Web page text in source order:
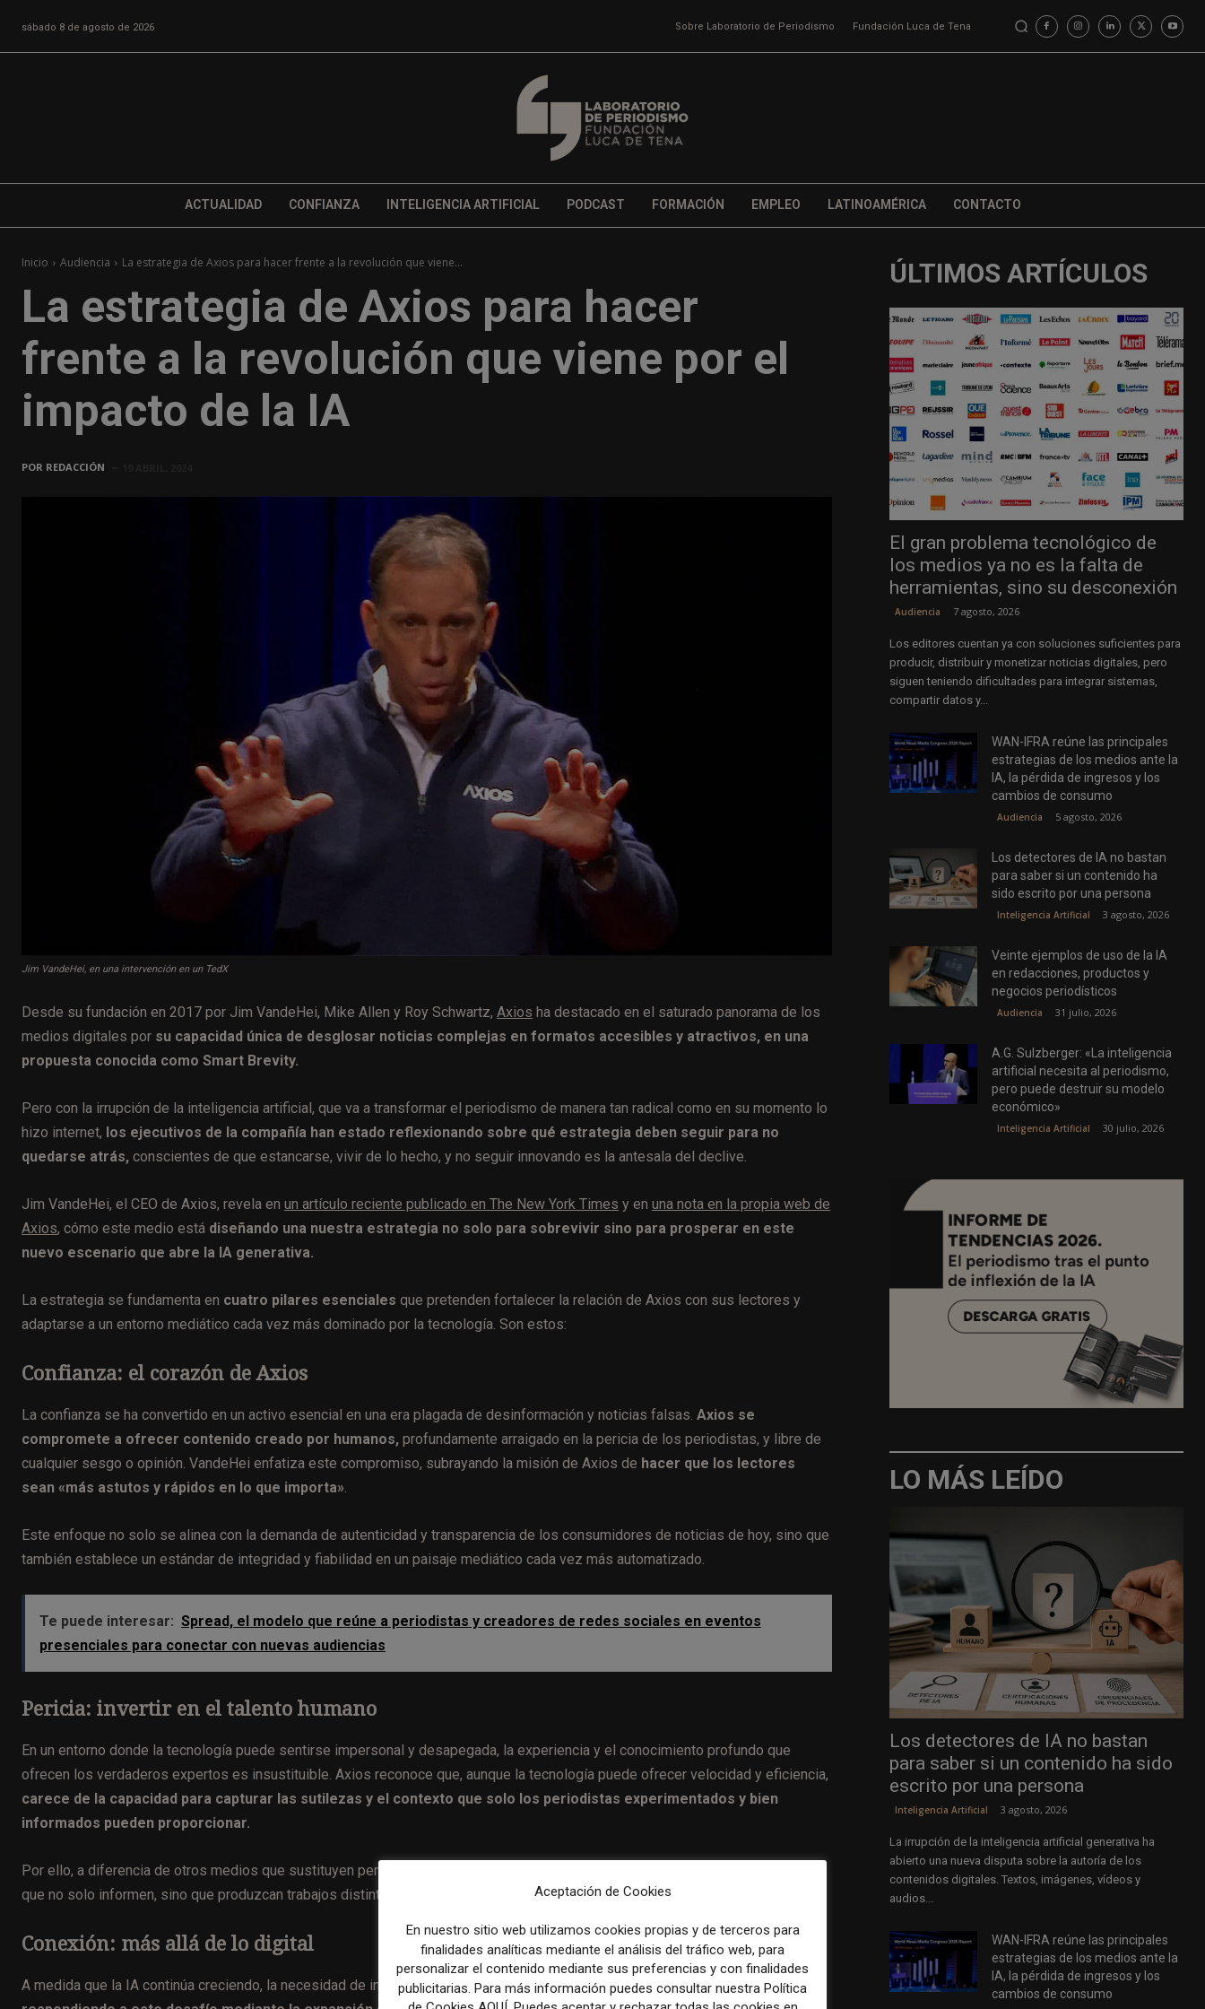
sábado 8 de agosto de 2026 Sobre Laboratorio de Periodismo Fundación Luca de Tena
ACTUALIDAD CONFIANZA INTELIGENCIA ARTIFICIAL PODCAST FORMACIÓN EMPLEO LATINOAMÉRICA CONTACTO
Inicio Audiencia La estrategia de Axios para hacer frente a la revolución que viene...
La estrategia de Axios para hacer
frente a la revolución que viene por el
impacto de la IA
POR REDACCIÓN
Jim VandeHei, en una intervención en un TedX
Desde su fundación en 2017 por Jim VandeHei, Mike Allen y Roy Schwartz, Axios ha destacado en el saturado panorama de los
medios digitales por su capacidad única de desglosar noticias complejas en formatos accesibles y atractivos, en una
propuesta conocida como Smart Brevity.
Pero con la irrupción de la inteligencia artificial, que va a transformar el periodismo de manera tan radical como en su momento lo
hizo internet, los ejecutivos de la compañía han estado reflexionando sobre qué estrategia deben seguir para no
quedarse atrás, conscientes de que estancarse, vivir de lo hecho, y no seguir innovando es la antesala del declive.
Jim VandeHei, el CEO de Axios, revela en un artículo reciente publicado en The New York Times y en una nota en la propia web de
Axios, cómo este medio está diseñando una nuestra estrategia no solo para sobrevivir sino para prosperar en este
nuevo escenario que abre la IA generativa.
La estrategia se fundamenta en cuatro pilares esenciales que pretenden fortalecer la relación de Axios con sus lectores y
adaptarse a un entorno mediático cada vez más dominado por la tecnología. Son estos:
Confianza: el corazón de Axios
La confianza se ha convertido en un activo esencial en una era plagada de desinformación y noticias falsas. Axios se
compromete a ofrecer contenido creado por humanos, profundamente arraigado en la pericia de los periodistas, y libre de
cualquier sesgo o opinión. VandeHei enfatiza este compromiso, subrayando la misión de Axios de hacer que los lectores
sean «más astutos y rápidos en lo que importa»
Este enfoque no solo se alinea con la demanda de autenticidad y transparencia de los consumidores de noticias de hoy, sino que
también establece un estándar de integridad y fiabilidad en un paisaje mediático cada vez más automatizado.
Te puede interesar: Spread, el modelo que reúne a periodistas y creadores de redes sociales en eventos
presenciales para conectar con nuevas audiencias
Pericia: invertir en el talento humano
En un entorno donde la tecnología puede sentirse impersonal y desapegada, la experiencia y el conocimiento profundo que
ofrecen los verdaderos expertos es insustituible. Axios reconoce que, aunque la tecnología puede ofrecer velocidad y eficiencia,
carece de la capacidad para capturar las sutilezas y el contexto que solo los periodistas experimentados y bien
informados pueden proporcionar.
Por ello, a diferencia de otros medios que sustituyen periodistas por IA, Axios está invirtiendo significativamente en periodistas
que no solo informen, sino que produzcan trabajos distintivos y de gran impacto.
Conexión: más allá de lo digital
A medida que la IA continúa creciendo, la necesidad de interacciones humanas significativas se vuelve más crítica.Axios está
ÚLTIMOS ARTÍCULOS
El gran problema tecnológico de
los medios ya no es la falta de
herramientas, sino su desconexión
Audiencia 7 agosto, 2026
Los editores cuentan ya con soluciones suficientes para
producir, distribuir y monetizar noticias digitales, pero
siguen teniendo dificultades para integrar sistemas,
compartir datos y...
WAN-IFRA reúne las principales
estrategias de los medios ante la
IA, la pérdida de ingresos y los
cambios de consumo
Audiencia 5 agosto, 2026
Los detectores de IA no bastan
para saber si un contenido ha
sido escrito por una persona
Inteligencia Artificial 3 agosto, 2026
Veinte ejemplos de uso de la IA
en redacciones, productos y
negocios periodísticos
Audiencia 31 julio, 2026
A.G. Sulzberger: «La inteligencia
artificial necesita al periodismo,
pero puede destruir su modelo
económico»
Inteligencia Artificial 30 julio, 2026
LO MÁS LEÍDO
Los detectores de IA no bastan
para saber si un contenido ha sido
escrito por una persona
Inteligencia Artificial 3 agosto, 2026
La irrupción de la inteligencia artificial generativa ha
abierto una nueva disputa sobre la autoría de los
contenidos digitales. Textos, imágenes, vídeos y
audios...
WAN-IFRA reúne las principales
estrategias de los medios ante la
IA, la pérdida de ingresos y los
cambios de consumo
Aceptación de Cookies
En nuestro sitio web utilizamos cookies propias y de terceros para
finalidades analíticas mediante el análisis del tráfico web, para
personalizar el contenido mediante sus preferencias y con finalidades
publicitarias. Para más información puedes consultar nuestra Política